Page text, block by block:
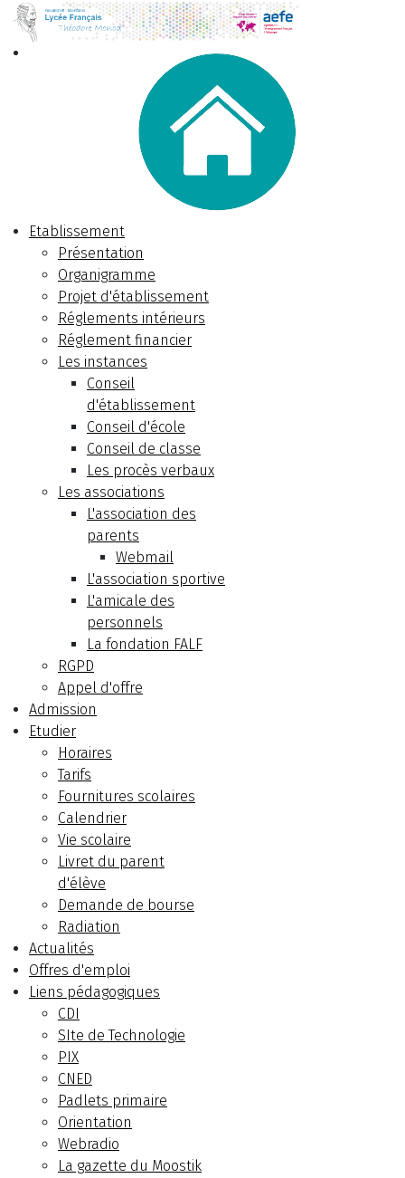
Etablissement
Présentation
Organigramme
Projet d'établissement
Réglements intérieurs
Réglement financier
Les instances
Conseil
d'établissement
Conseil d'école
Conseil de classe
Les procès verbaux
Les associations
L'association des
parents
Webmail
L'association sportive
L'amicale des
personnels
La fondation FALF
RGPD
Appel d'offre
Admission
Etudier
Horaires
Tarifs
Fournitures scolaires
Calendrier
Vie scolaire
Livret du parent
d'élève
Demande de bourse
Radiation
Actualités
Offres d'emploi
Liens pédagogiques
CDI
SIte de Technologie
PIX
CNED
Padlets primaire
Orientation
Webradio
La gazette du Moostik